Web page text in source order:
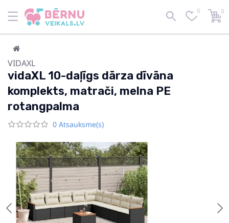
0 0
VIDAXL
vidaXL 10-daļīgs dārza dīvāna
komplekts, matrači, melna PE
rotangpalma
0 Atsauksme(s)